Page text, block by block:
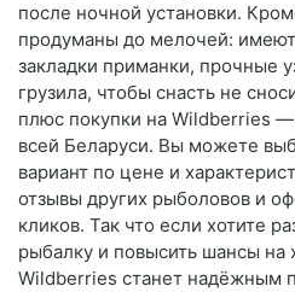
после ночной установки.
продуманы до мелочей:
закладки приманки, прочные
грузила, чтобы снасть не
плюс покупки на Wildberries —
всей Беларуси. Вы можете
вариант по цене и
отзывы других рыболовов и
кликов. Так что если хотите
рыбалку и повысить шансы на
Wildberries станет надёжным